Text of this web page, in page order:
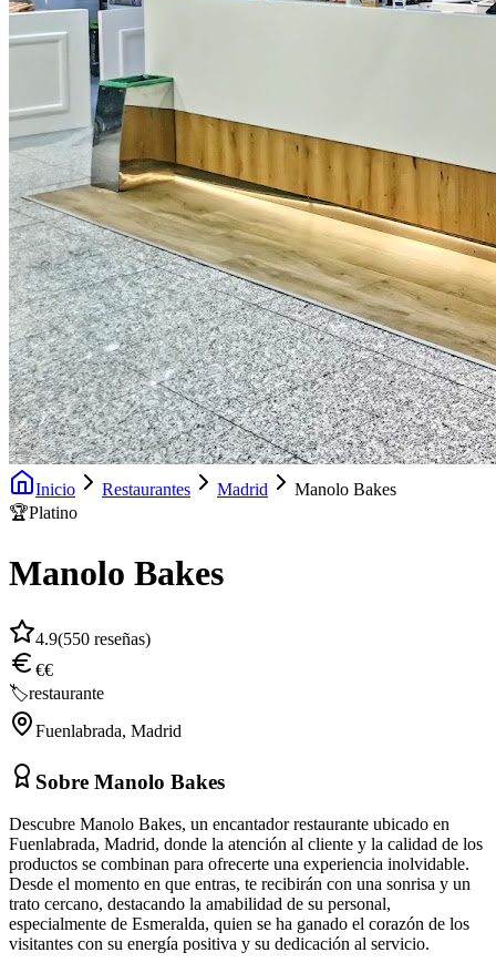
Inicio Restaurantes Madrid
Manolo Bakes
🏆Platino
Manolo Bakes
4.9(550 reseñas)
€€
🏷️restaurante
Fuenlabrada, Madrid
Sobre Manolo Bakes
Descubre Manolo Bakes, un encantador restaurante ubicado en
Fuenlabrada, Madrid, donde la atención al cliente y la calidad de los
productos se combinan para ofrecerte una experiencia inolvidable.
Desde el momento en que entras, te recibirán con una sonrisa y un
trato cercano, destacando la amabilidad de su personal,
especialmente de Esmeralda, quien se ha ganado el corazón de los
visitantes con su energía positiva y su dedicación al servicio.